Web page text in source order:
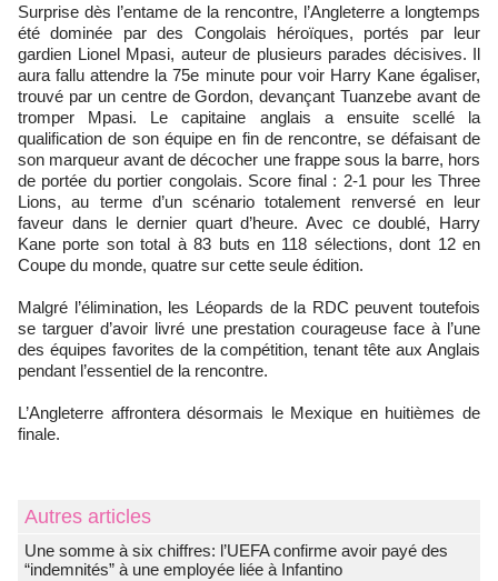
Surprise dès l’entame de la rencontre, l’Angleterre a longtemps
été dominée par des Congolais héroïques, portés par leur
gardien Lionel Mpasi, auteur de plusieurs parades décisives. Il
aura fallu attendre la 75e minute pour voir Harry Kane égaliser,
trouvé par un centre de Gordon, devançant Tuanzebe avant de
tromper Mpasi. Le capitaine anglais a ensuite scellé la
qualification de son équipe en fin de rencontre, se défaisant de
son marqueur avant de décocher une frappe sous la barre, hors
de portée du portier congolais. Score final : 2-1 pour les Three
Lions, au terme d’un scénario totalement renversé en leur
faveur dans le dernier quart d’heure. Avec ce doublé, Harry
Kane porte son total à 83 buts en 118 sélections, dont 12 en
Coupe du monde, quatre sur cette seule édition.
Malgré l’élimination, les Léopards de la RDC peuvent toutefois
se targuer d’avoir livré une prestation courageuse face à l’une
des équipes favorites de la compétition, tenant tête aux Anglais
pendant l’essentiel de la rencontre.
L’Angleterre affrontera désormais le Mexique en huitièmes de
finale.
Autres articles
Une somme à six chiffres: l’UEFA confirme avoir payé des
“indemnités” à une employée liée à Infantino